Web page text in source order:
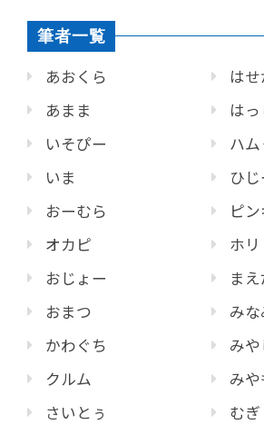
筆者一覧
あおくら
あまま
いそぴー
いま
おーむら
オカピ
おじょー
おまつ
かわぐち
クルム
さいとぅ
は
はっ
ハム
ひじ
ピ
ホリ
ま
みな
み
みや
むぎ